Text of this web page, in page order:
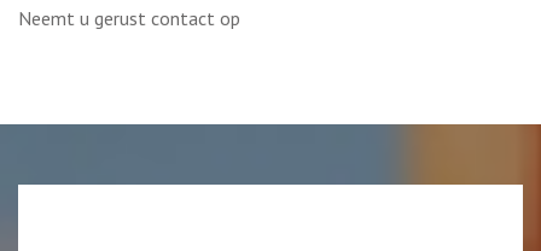
Neemt u gerust contact op